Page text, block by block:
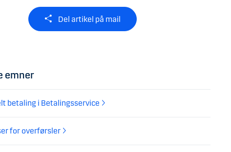
Del artikel på mail
emner
betaling i Betalingsservice
for overførsler